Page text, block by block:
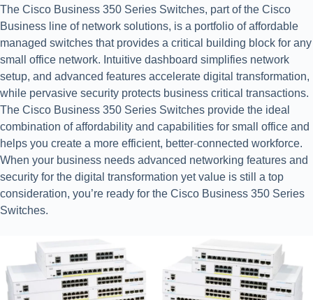
The Cisco Business 350 Series Switches, part of the Cisco
Business line of network solutions, is a portfolio of affordable
managed switches that provides a critical building block for any
small office network. Intuitive dashboard simplifies network
setup, and advanced features accelerate digital transformation,
while pervasive security protects business critical transactions.
The Cisco Business 350 Series Switches provide the ideal
combination of affordability and capabilities for small office and
helps you create a more efficient, better-connected workforce.
When your business needs advanced networking features and
security for the digital transformation yet value is still a top
consideration, you’re ready for the Cisco Business 350 Series
Switches.